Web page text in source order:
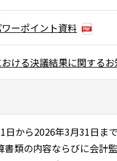
ーポイント資料
ける決議結果に関する
から2026年3月31日まで
書類の内容ならびに会計